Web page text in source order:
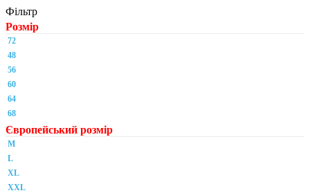
Фільтр
Розмір
72
48
56
60
64
68
Європейський розмір
M
L
XL
XXL